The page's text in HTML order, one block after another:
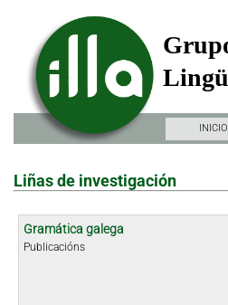
INICIO
Liñas de investigación
Gramática galega
Publicacións